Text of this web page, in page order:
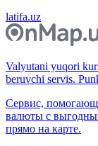
latifa.uz
Valyutani yuqori
beruvchi servis.
Сервис,
валюты с
прямо на карте.